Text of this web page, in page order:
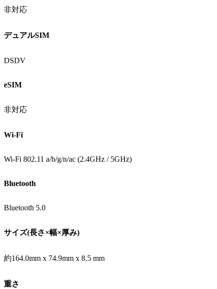
非対応
デュアルSIM
DSDV
eSIM
非対応
Wi-Fi
Wi-Fi 802.11 a/b/g/n/ac (2.4GHz / 5GHz)
Bluetooth
Bluetooth 5.0
サイズ(長さ×幅×厚み)
約164.0mm x 74.9mm x 8.5 mm
重さ